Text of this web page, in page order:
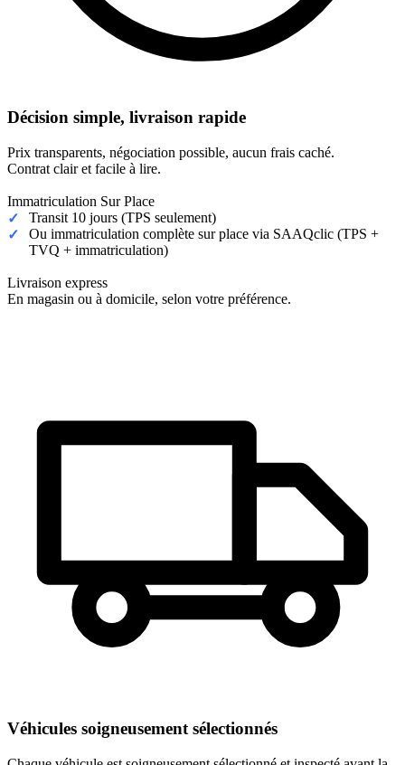
Décision simple, livraison rapide
Prix transparents, négociation possible, aucun frais caché.
Contrat clair et facile à lire.
Immatriculation Sur Place
Transit 10 jours (TPS seulement)
Ou immatriculation complète sur place via SAAQclic (TPS +
TVQ + immatriculation)
Livraison express
En magasin ou à domicile, selon votre préférence.
Véhicules soigneusement sélectionnés